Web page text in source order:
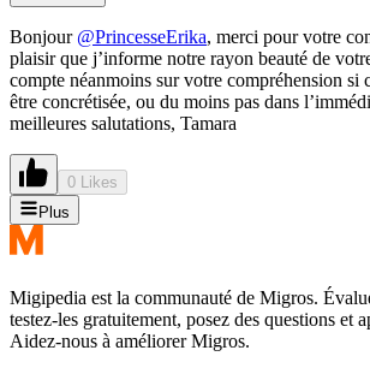
Bonjour @PrincesseErika, merci pour votre
plaisir que j’informe notre rayon beauté de
compte néanmoins sur votre compréhension si
être concrétisée, ou du moins pas dans
meilleures salutations, Tamara
0 Likes
Plus
Migipedia est la communauté de Migros.
testez-les gratuitement, posez des questions et
Aidez-nous à améliorer Migros.